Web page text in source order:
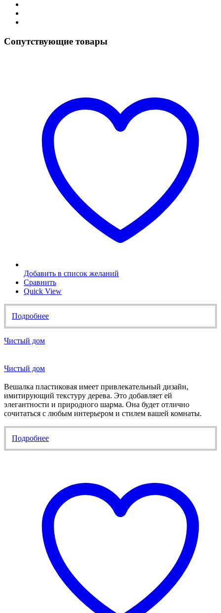
Сопутствующие товары
Добавить в список желаний
Сравнить
Quick View
Подробнее
Чистый дом
Чистый дом
Вешалка пластиковая имеет привлекательный дизайн,
имитирующий текстуру дерева. Это добавляет ей
элегантности и природного шарма. Она будет отлично
сочитаться с любым интерьером и стилем вашей комнаты.
Подробнее